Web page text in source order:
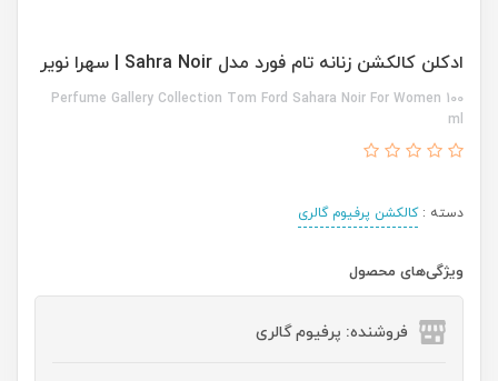
ادکلن کالکشن زنانه تام فورد مدل Sahra Noir | سهرا نویر
Perfume Gallery Collection Tom Ford Sahara Noir For Women 100
ml
دسته :کالکشن پرفیوم گالری
ویژگی‌های محصول
فروشنده: پرفیوم گالری